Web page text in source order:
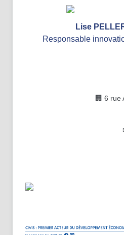
Lise
Responsable
🏢 6 rue